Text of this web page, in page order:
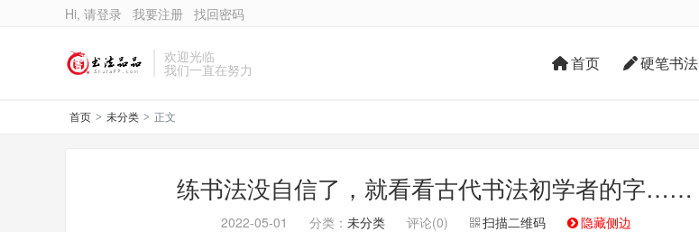
Hi, 请登录 我要注册 找回密码
欢迎光临
我们一直在努力 首页 硬笔书法
首页 > 未分类 > 正文
练书法没自信了，就看看古代书法初学者的字……
2022-05-01 分类： 未分类 评论(0) 扫描二维码 隐藏侧边